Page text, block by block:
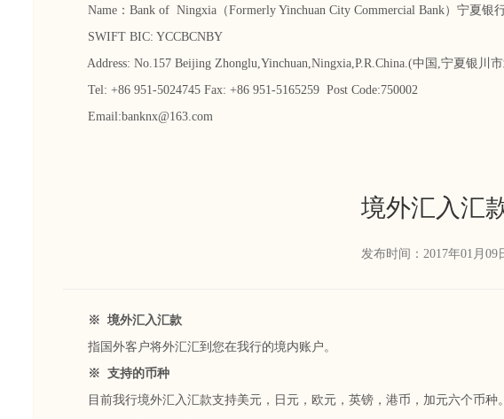
Name：Bank of Ningxia（Formerly Yinchuan City Commercial Bank）宁夏银
SWIFT BIC: YCCBCNBY
Address: No.157 Beijing Zhonglu,Yinchuan,Ningxia,P.R.China.(中国,宁夏银川
Tel: +86 951-5024745 Fax: +86 951-5165259 Post Code:750002
Email:banknx@163.com
境外汇入汇
发布时间：2017年01月09
※ 境外汇入汇款
指国外客户将外汇汇到您在我行的境内账户。
※ 支持的币种
目前我行境外汇入汇款支持美元，日元，欧元，英镑，港币，加元六个币种